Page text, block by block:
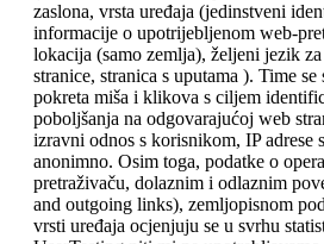
zaslona, ​​vrsta uređaja (jedinstveni
informacije o upotrijebljenom web-
lokacija (samo zemlja), željeni jezik
stranice, stranica s uputama ). Time
pokreta miša i klikova s ​​ciljem
poboljšanja na odgovarajućoj web
izravni odnos s korisnikom, IP adrese
anonimno. Osim toga, podatke o
pretraživaču, dolaznim i odlaznim
and outgoing links), zemljopisnom
vrsti uređaja ocjenjuju se u svrhu